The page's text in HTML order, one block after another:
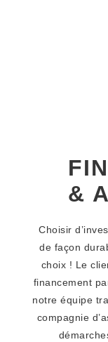
&
Choisir
de façon
choix ! Le
financement
notre équipe
compagnie